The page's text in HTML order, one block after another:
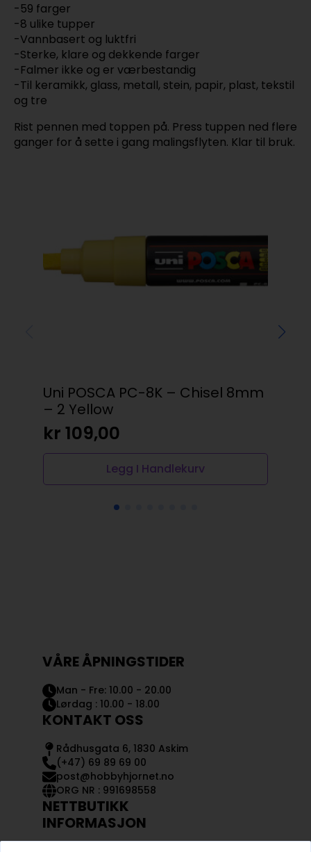
-59 farger
-8 ulike tupper
-Vannbasert og luktfri
-Sterke, klare og dekkende farger
-Falmer ikke og er værbestandig
-Til keramikk, glass, metall, stein, papir, plast, tekstil
og tre
Rist pennen med toppen på. Press tuppen ned flere
ganger for å sette i gang malingsflyten. Klar til bruk.
Uni POSCA PC-8K – Chisel 8mm
– 2 Yellow
kr 109,00
Legg I Handlekurv
VÅRE ÅPNINGSTIDER
Man - Fre: 10.00 - 20.00
Lørdag : 10.00 - 18.00
KONTAKT OSS
Rådhusgata 6, 1830 Askim
(+47) 69 89 69 00
post@hobbyhjornet.no
ORG NR : 991698558
NETTBUTIKK
INFORMASJON